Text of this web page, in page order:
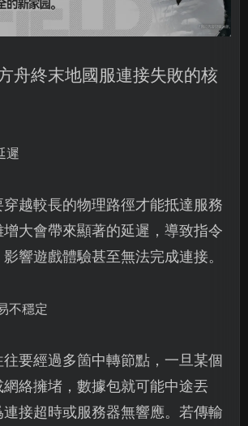
舟終末地國服連接失敗的核
遲
越較長的物理路徑才能抵達服務
大會帶來顯著的延遲，導致指令
響遊戲體驗甚至無法完成連接。
不穩定
要經過多箇中轉節點，一旦某個
絡擁堵，數據包就可能中途丟
接超時或服務器無響應。若傳輸